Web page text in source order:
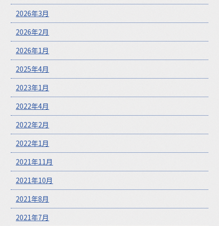
2026年3月
2026年2月
2026年1月
2025年4月
2023年1月
2022年4月
2022年2月
2022年1月
2021年11月
2021年10月
2021年8月
2021年7月